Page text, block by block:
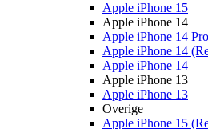
Apple iPhone 15
Apple iPhone 14
Apple iPhone 14
Apple iPhone 14
Apple iPhone 14
Apple iPhone 13
Apple iPhone 13
Overige
Apple iPhone 15